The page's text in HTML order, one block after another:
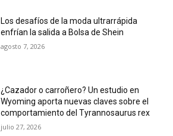
Los desafíos de la moda ultrarrápida
enfrían la salida a Bolsa de Shein
agosto 7, 2026
¿Cazador o carroñero? Un estudio en
Wyoming aporta nuevas claves sobre el
comportamiento del Tyrannosaurus rex
julio 27, 2026